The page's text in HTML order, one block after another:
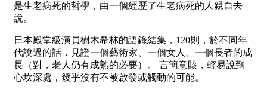
是生老病死的哲學，由一個經歷了生老病死的人親自去
說。
日本殿堂級演員樹木希林的語錄結集，120則，於不同年
代說過的話，見證一個藝術家、一個女人、一個長者的成
長（對，老人仍有成熟的必要）。 言簡意賅，輕易說到
心坎深處，幾乎沒有不被啟發或觸動的可能。